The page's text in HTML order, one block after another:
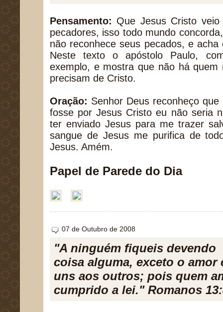
Pensamento: Que Jesus Cristo
pecadores, isso todo mundo
não reconhece seus pecados, e
Neste texto o apóstolo Paulo,
exemplo, e mostra que não há quem
precisam de Cristo.
Oração: Senhor Deus reconheço
fosse por Jesus Cristo eu não seria
ter enviado Jesus para me trazer
sangue de Jesus me purifica de
Jesus. Amém.
Papel de Parede do Dia
07 de Outubro de 2008
"A ninguém fiqueis devendo
coisa alguma, exceto o amor
uns aos outros; pois quem
cumprido a lei." Romanos